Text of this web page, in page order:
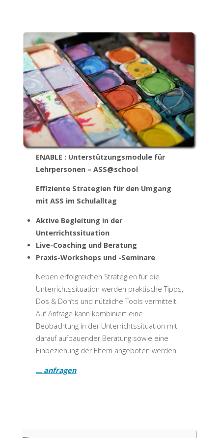
ENABLE : Unterstützungsmodule für
Lehrpersonen – ASS@school
Effiziente Strategien für den Umgang
mit ASS im Schulalltag
Aktive Begleitung in der
Unterrichtssituation
Live-Coaching und Beratung
Praxis-Workshops und -Seminare
Neben erfolgreichen Strategien für die
Unterrichtssituation werden praktische Tipps,
Dos & Don’ts und nützliche Tools vermittelt.
Auf Anfrage kann kombiniert eine
Beobachtung in der Unterrichtssituation mit
darauf aufbauender Beratung sowie eine
Einbeziehung der Eltern angeboten werden.
… anfragen